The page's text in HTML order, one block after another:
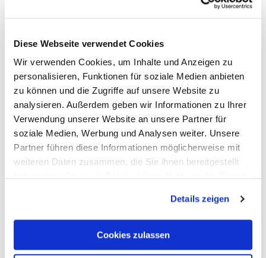
Diese Webseite verwendet Cookies
Wir verwenden Cookies, um Inhalte und Anzeigen zu
personalisieren, Funktionen für soziale Medien anbieten
zu können und die Zugriffe auf unsere Website zu
analysieren. Außerdem geben wir Informationen zu Ihrer
Verwendung unserer Website an unsere Partner für
soziale Medien, Werbung und Analysen weiter. Unsere
Partner führen diese Informationen möglicherweise mit
weiteren Daten zusammen, die Sie ihnen bereitgestellt
Cookies, wenn Sie unsere Webseite weiterhin nutzen.
Details zeigen
Cookies zulassen
Bell Oil Station Petrol Station
Bad Ems